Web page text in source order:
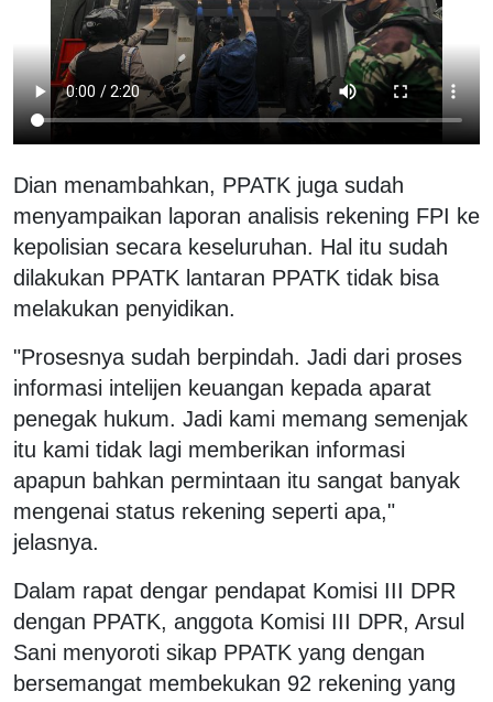
Dian menambahkan, PPATK juga sudah
menyampaikan laporan analisis rekening FPI ke
kepolisian secara keseluruhan. Hal itu sudah
dilakukan PPATK lantaran PPATK tidak bisa
melakukan penyidikan.
"Prosesnya sudah berpindah. Jadi dari proses
informasi intelijen keuangan kepada aparat
penegak hukum. Jadi kami memang semenjak
itu kami tidak lagi memberikan informasi
apapun bahkan permintaan itu sangat banyak
mengenai status rekening seperti apa,"
jelasnya.
Dalam rapat dengar pendapat Komisi III DPR
dengan PPATK, anggota Komisi III DPR, Arsul
Sani menyoroti sikap PPATK yang dengan
bersemangat membekukan 92 rekening yang